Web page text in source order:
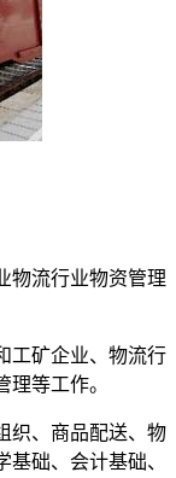
物流行业物资管理
工矿企业、物流行
等工作。
织、商品配送、物
础、会计基础、